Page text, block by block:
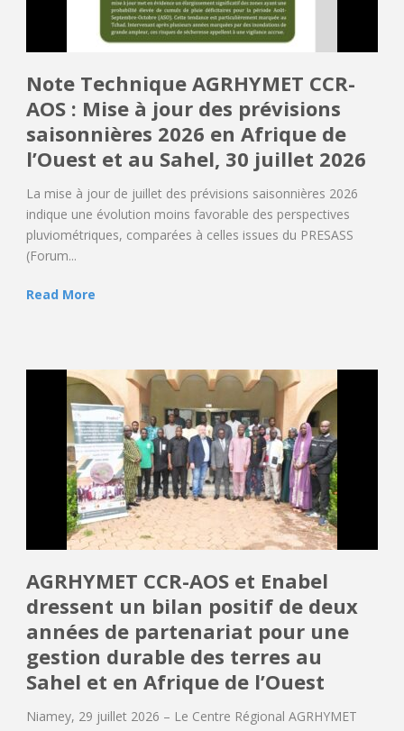
Note Technique AGRHYMET CCR-
AOS : Mise à jour des prévisions
saisonnières 2026 en Afrique de
l’Ouest et au Sahel, 30 juillet 2026
La mise à jour de juillet des prévisions saisonnières 2026
indique une évolution moins favorable des perspectives
pluviométriques, comparées à celles issues du PRESASS
(Forum...
Read More
AGRHYMET CCR-AOS et Enabel
dressent un bilan positif de deux
années de partenariat pour une
gestion durable des terres au
Sahel et en Afrique de l’Ouest
Niamey, 29 juillet 2026 – Le Centre Régional AGRHYMET